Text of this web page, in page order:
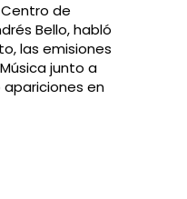
de
Bello, habló
las emisiones
junto a
apariciones en